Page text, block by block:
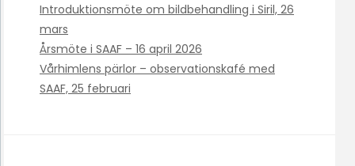
Introduktionsmöte om bildbehandling i Siril, 26
mars
Årsmöte i SAAF – 16 april 2026
Vårhimlens pärlor – observationskafé med
SAAF, 25 februari